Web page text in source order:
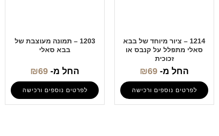
1214 – ציור מיוחד של בבא
סאלי מתפלל על קנבס או
זכוכית
החל מ- ₪69
לפרטים נוספים ורכישה
1203 – תמונה מעוצבת של
בבא סאלי
החל מ- ₪69
לפרטים נוספים ורכישה